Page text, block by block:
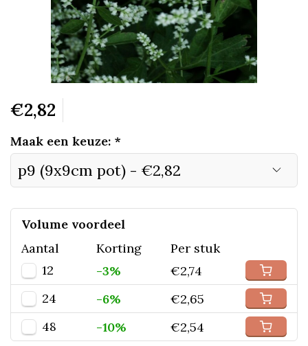
€2,82
Maak een keuze: *
Volume voordeel
Aantal
Korting
Per stuk
12
-3%
€2,74
24
-6%
€2,65
48
-10% €2,54